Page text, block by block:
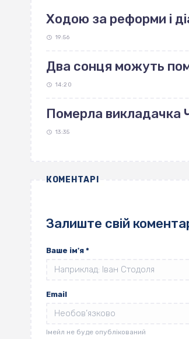
Ходою за реформи і
19:56
Два сонця можуть
14:20
Померла викладачка
13:35
КОМЕНТАРІ
Залиште свій
Ваше ім'я *
Email